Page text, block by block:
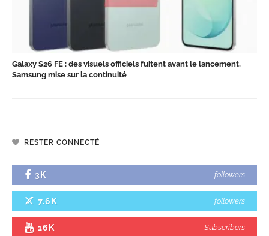
Galaxy S26 FE : des visuels officiels fuitent avant le lancement,
Samsung mise sur la continuité
RESTER CONNECTÉ
3K followers
7.6K followers
16K Subscribers